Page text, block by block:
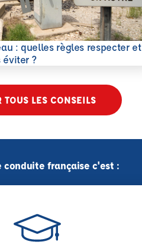
: quelles règles respecter et
éviter ?
TOUS LES CONSEILS
conduite française c'est :